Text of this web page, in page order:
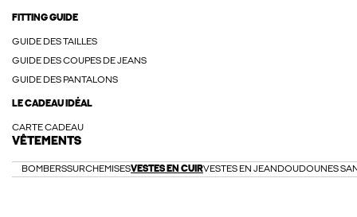
FITTING GUIDE
GUIDE DES TAILLES
GUIDE DES COUPES DE JEANS
GUIDE DES PANTALONS
LE CADEAU IDÉAL
CARTE CADEAU
VÊTEMENTS
BOMBERSSURCHEMISESVESTES EN CUIRVESTES EN JEAN DOUDOUNES